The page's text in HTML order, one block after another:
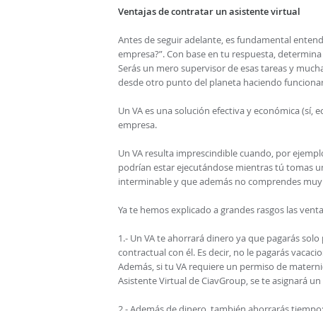
Ventajas de contratar un asistente virtual
Antes de seguir adelante, es fundamental
empresa?”. Con base en tu respuesta,
Serás un mero supervisor de esas tareas y
desde otro punto del planeta haciendo
Un VA es una solución efectiva y económica
empresa.
Un VA resulta imprescindible cuando, por
podrían estar ejecutándose mientras tú tomas
interminable y que además no comprendes
Ya te hemos explicado a grandes rasgos las
1.- Un VA te ahorrará dinero ya que pagarás
contractual con él. Es decir, no le pagarás
Además, si tu VA requiere un permiso de
Asistente Virtual de CiavGroup, se te asignará